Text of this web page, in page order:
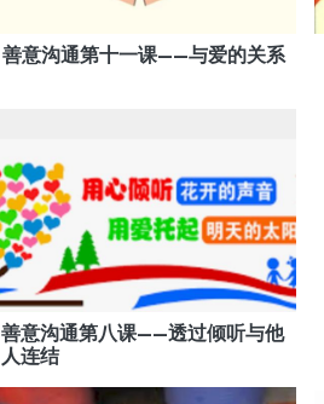
善意沟通第十一课——与爱的关系
善意沟通第八课——透过倾听与他
人连结